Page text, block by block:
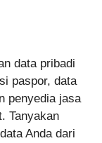
data pribadi
paspor, data
penyedia jasa
Tanyakan
Anda dari